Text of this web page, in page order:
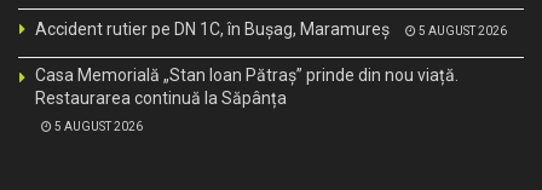
Accident rutier pe DN 1C, în Bușag, Maramureș 5 AUGUST 2026
Casa Memorială „Stan Ioan Pătraș” prinde din nou viață.
Restaurarea continuă la Săpânța
5 AUGUST 2026